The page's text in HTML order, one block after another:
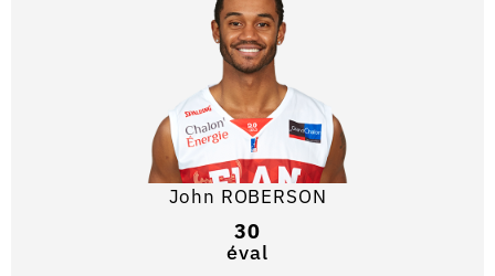
John ROBERSON
30
éval